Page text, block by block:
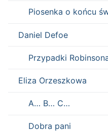
Piosenka o końcu
Daniel Defoe
Przypadki
Eliza Orzeszkowa
A… B… C…
Dobra pani